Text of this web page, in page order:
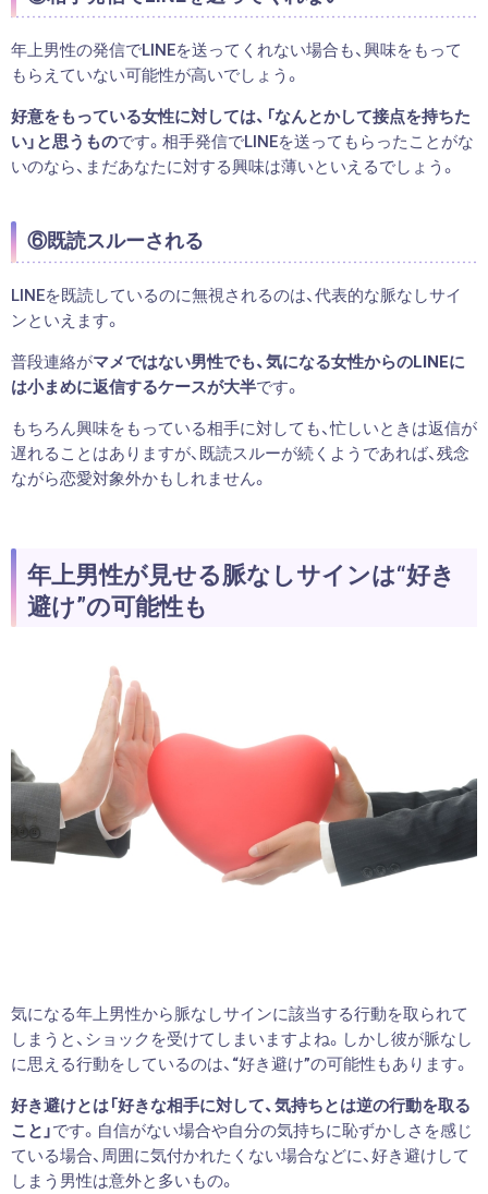
年上男性の発信でLINEを送ってくれない場合も、興味をもって
もらえていない可能性が高いでしょう。
好意をもっている女性に対しては、「なんとかして接点を持ちた
い」と思うものです。相手発信でLINEを送ってもらったことがな
いのなら、まだあなたに対する興味は薄いといえるでしょう。
⑥既読スルーされる
LINEを既読しているのに無視されるのは、代表的な脈なしサイ
ンといえます。
普段連絡がマメではない男性でも、気になる女性からのLINEに
は小まめに返信するケースが大半です。
もちろん興味をもっている相手に対しても、忙しいときは返信が
遅れることはありますが、既読スルーが続くようであれば、残念
ながら恋愛対象外かもしれません。
年上男性が見せる脈なしサインは“好き
避け”の可能性も
気になる年上男性から脈なしサインに該当する行動を取られて
しまうと、ショックを受けてしまいますよね。しかし彼が脈なし
に思える行動をしているのは、“好き避け”の可能性もあります。
好き避けとは「好きな相手に対して、気持ちとは逆の行動を取る
こと」です。自信がない場合や自分の気持ちに恥ずかしさを感じ
ている場合、周囲に気付かれたくない場合などに、好き避けして
しまう男性は意外と多いもの。